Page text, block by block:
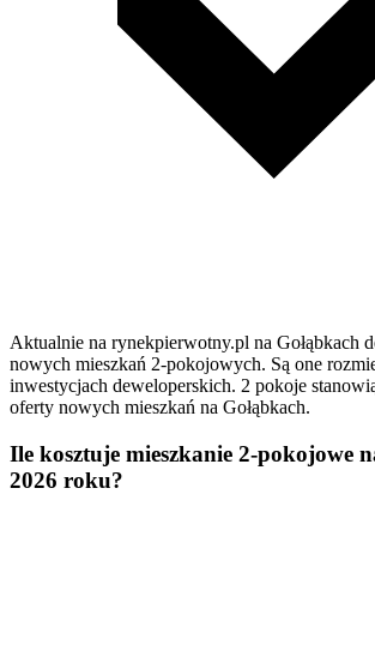
Aktualnie na rynekpierwotny.pl na Gołąbkach
nowych mieszkań 2-pokojowych. Są one
inwestycjach deweloperskich. 2 pokoje
oferty nowych mieszkań na Gołąbkach.
Ile kosztuje mieszkanie 2-pokojowe
2026 roku?